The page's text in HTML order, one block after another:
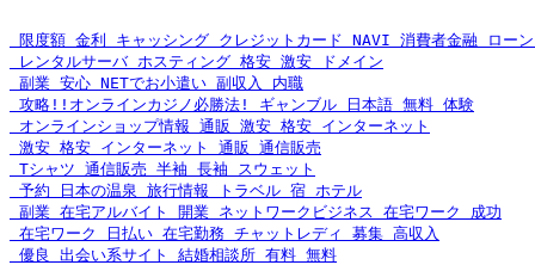
限度額 金利 キャッシング クレジットカード NAVI 消費者金融 ロー
レンタルサーバ ホスティング 格安 激安 ドメイン
副業 安心 NETでお小遣い 副収入 内職
攻略!!オンラインカジノ必勝法! ギャンブル 日本語 無料 体験
オンラインショップ情報 通販 激安 格安 インターネット
激安 格安 インターネット 通販 通信販売
Tシャツ 通信販売 半袖 長袖 スウェット
予約 日本の温泉 旅行情報 トラベル 宿 ホテル
副業 在宅アルバイト 開業 ネットワークビジネス 在宅ワーク 成功
在宅ワーク 日払い 在宅勤務 チャットレディ 募集 高収入
優良 出会い系サイト 結婚相談所 有料 無料